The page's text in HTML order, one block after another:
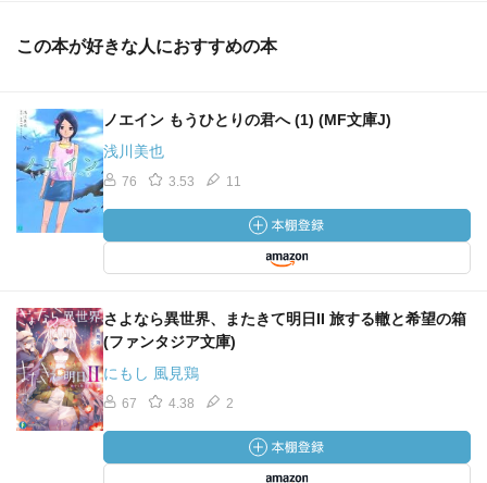
この本が好きな人におすすめの本
ノエイン もうひとりの君へ (1) (MF文庫J)
浅川美也
76 3.53 11
さよなら異世界、またきて明日II 旅する轍と希望の箱
(ファンタジア文庫)
にもし 風見鶏
67 4.38 2